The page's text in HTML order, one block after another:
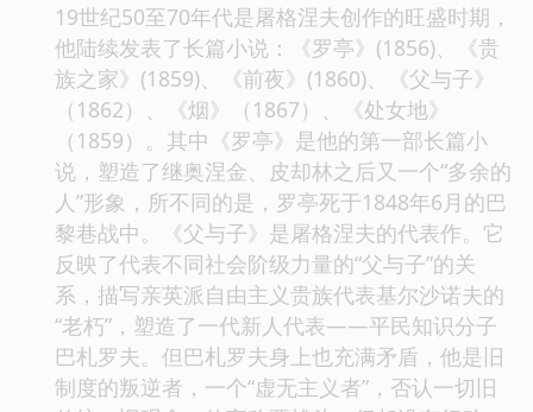
19世纪50至70年代是屠格涅夫创作的旺盛时期，
他陆续发表了长篇小说：《罗亭》(1856)、《贵
族之家》(1859)、《前夜》(1860)、《父与子》
（1862）、《烟》（1867）、《处女地》
（1859）。其中《罗亭》是他的第一部长篇小
说，塑造了继奥涅金、皮却林之后又一个“多余的
人”形象，所不同的是，罗亭死于1848年6月的巴
黎巷战中。《父与子》是屠格涅夫的代表作。它
反映了代表不同社会阶级力量的“父与子”的关
系，描写亲英派自由主义贵族代表基尔沙诺夫的
“老朽”，塑造了一代新人代表——平民知识分子
巴札罗夫。但巴札罗夫身上也充满矛盾，他是旧
制度的叛逆者，一个“虚无主义者”，否认一切旧